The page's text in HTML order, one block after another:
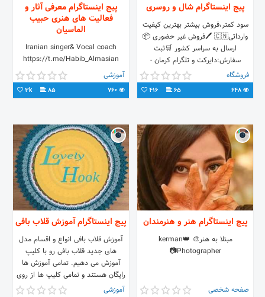
پیج اینستاگرام شال و روسری
سود کمتر،فروش بیشتر بهترین کیفیت
وارداتی🇨🇳 🖊فروش غیر حضوری 📦
ارسال به سراسر کشور 🛒ثبت
سفارش:دایرکت و تلگرام کرمان -
بندرعباس t.me/silkflowersgallery
فروشگاه
65
416
پیج اینستاگرام معرفی آثار و
فعالیت های هنری حبیب
الماسیان
Iranian singer& Vocal coach
https://t.me/Habib_Almasian
09152204057 مشاوره و هماهنگی
کلاس آنلاین
آموزشی
85
3k
پیج اینستاگرام هنر و هنرمندان
مبتلا به هنر🎨 👑kerman
Photographer📷
صفحه شخصی
پیج اینستاگرام آموزش قلاب بافی
آموزش قلاب بافی انواع و اقسام مدل
های جدید قلاب بافی رو با کلیپ
آموزش می دهیم. تمامی آموزش ها
رایگان هستند و تمامی کلیپ ها از روی
دست خودم ضبط شده اند. با یادگیری
آموزشی